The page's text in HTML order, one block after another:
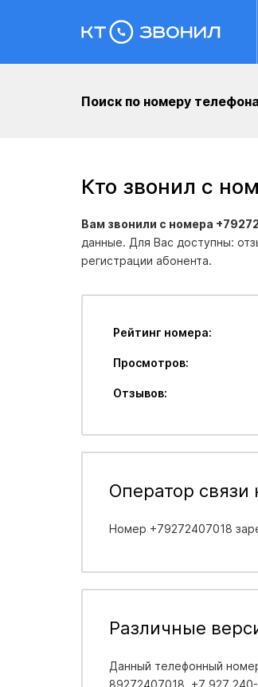
Поиск по номеру
Кто звонил с
Вам звонили с номера
данные. Для Вас доступны:
регистрации абонента.
Рейтинг номера:
Просмотров:
Отзывов:
Оператор
Номер +79272407018
Различные
Данный телефонный
89272407018, +7 927